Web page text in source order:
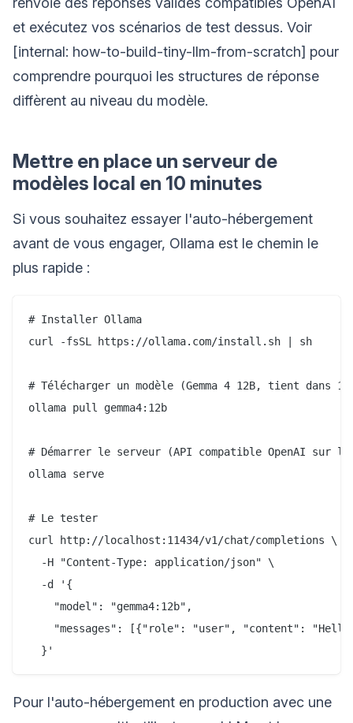
et exécutez vos scénarios de test dessus. Voir
[internal: how-to-build-tiny-llm-from-scratch] pour
comprendre pourquoi les structures de réponse
diffèrent au niveau du modèle.
Mettre en place un serveur de
modèles local en 10 minutes
Si vous souhaitez essayer l'auto-hébergement
avant de vous engager, Ollama est le chemin le
plus rapide :
# Installer Ollama
curl -fsSL https://ollama.com/install.sh | sh
# Télécharger un modèle (Gemma 4 12B, tient dans 10
ollama pull gemma4:12b
# Démarrer le serveur (API compatible OpenAI sur
ollama serve
# Le tester
curl http://localhost:11434/v1/chat/completions \
  -H "Content-Type: application/json" \
  -d '{
    "model": "gemma4:12b",
"messages": [{"role": "user", "content":
Pour l'auto-hébergement en production avec une